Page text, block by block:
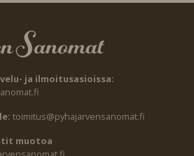
ja ilmoitusasioissa:
toimitus@pyhajarvensanomat.fi
muotoa